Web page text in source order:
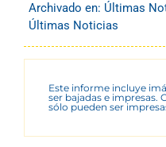
Archivado en: Últimas
Últimas Noticias
Este informe incluye
ser bajadas e impresas.
sólo pueden ser